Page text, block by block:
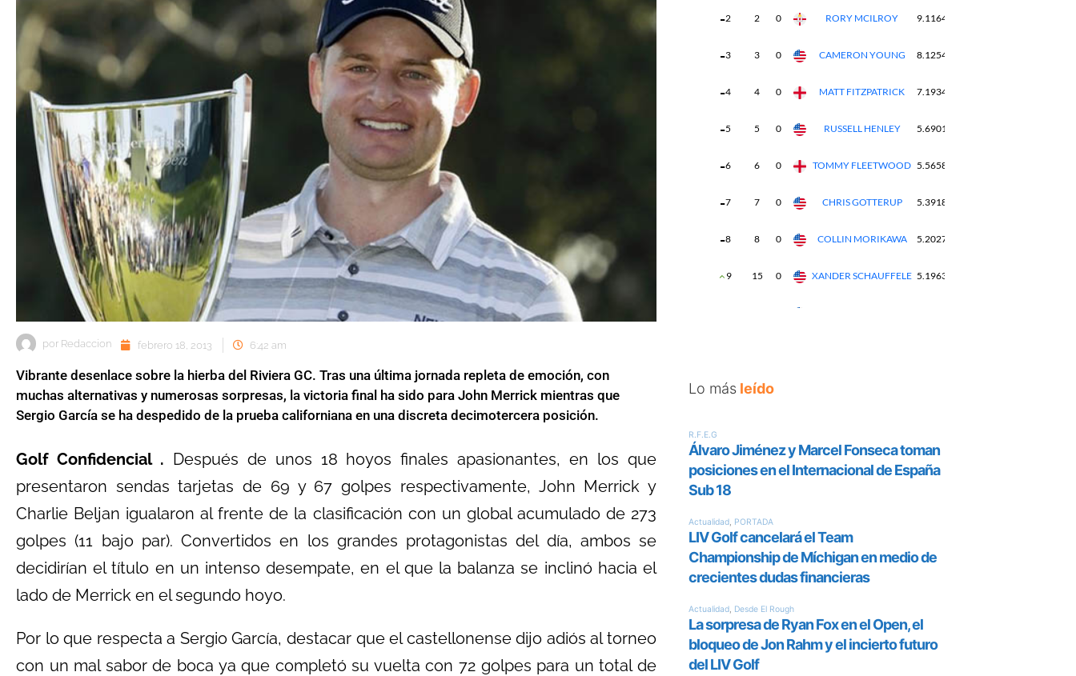
por Redaccion febrero 18, 2013 6:42 am
Vibrante desenlace sobre la hierba del Riviera GC. Tras una última jornada repleta de emoción, con
muchas alternativas y numerosas sorpresas, la victoria final ha sido para John Merrick mientras que
Sergio García se ha despedido de la prueba californiana en una discreta decimotercera posición.
Golf Confidencial . Después de unos 18 hoyos finales apasionantes, en los que
presentaron sendas tarjetas de 69 y 67 golpes respectivamente, John Merrick y
Charlie Beljan igualaron al frente de la clasificación con un global acumulado de 273
golpes (11 bajo par). Convertidos en los grandes protagonistas del día, ambos se
decidirían el título en un intenso desempate, en el que la balanza se inclinó hacia el
lado de Merrick en el segundo hoyo.
Por lo que respecta a Sergio García, destacar que el castellonense dijo adiós al torneo
con un mal sabor de boca ya que completó su vuelta con 72 golpes para un total de
Lo más leído